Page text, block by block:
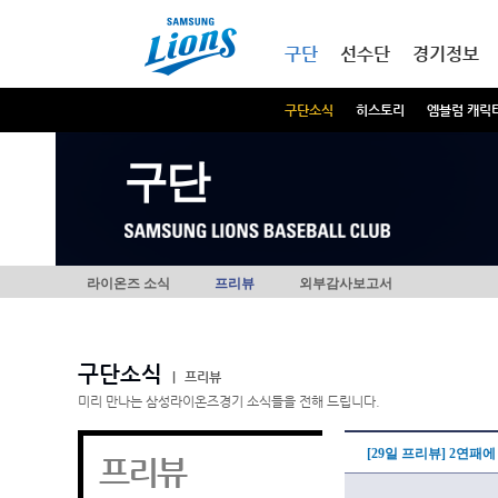
구단
구단소식 히스토리 엠블럼 캐릭
선수단 경기정보
구단
라이온즈 소식 프리뷰 외부감사보고서
구단소식
프리뷰
미리 만나는 삼성라이온즈경기 소식들을 전해 드립니다.
프리뷰 [29일 프리뷰] 2연패